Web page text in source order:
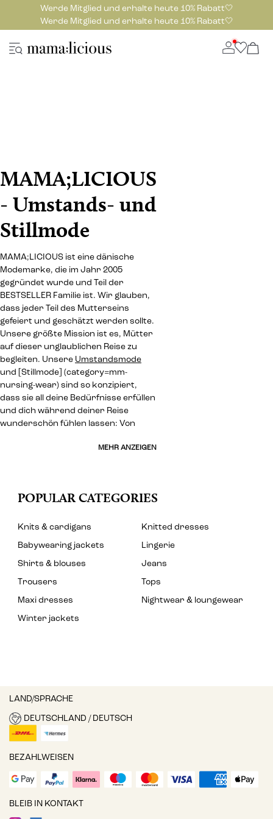
Werde Mitglied und erhalte heute 10% Rabatt🤍
Werde Mitglied und erhalte heute 10% Rabatt🤍
MAMA;LICIOUS
- Umstands- und
Stillmode
MAMA;LICIOUS ist eine dänische
Modemarke, die im Jahr 2005
gegründet wurde und Teil der
BESTSELLER Familie ist. Wir glauben,
dass jeder Teil des Mutterseins
gefeiert und geschätzt werden sollte.
Unsere größte Mission ist es, Mütter
auf dieser unglaublichen Reise zu
begleiten. Unsere Umstandsmode
und [Stillmode] (category=mm-
nursing-wear) sind so konzipiert,
dass sie all deine Bedürfnisse erfüllen
und dich während deiner Reise
wunderschön fühlen lassen: Von
MEHR ANZEIGEN
POPULAR CATEGORIES
Knits & cardigans
Knitted dresses
Babywearing jackets
Lingerie
Shirts & blouses
Jeans
Trousers
Tops
Maxi dresses
Nightwear & loungewear
Winter jackets
LAND/SPRACHE
DEUTSCHLAND / DEUTSCH
BEZAHLWEISEN
BLEIB IN KONTAKT